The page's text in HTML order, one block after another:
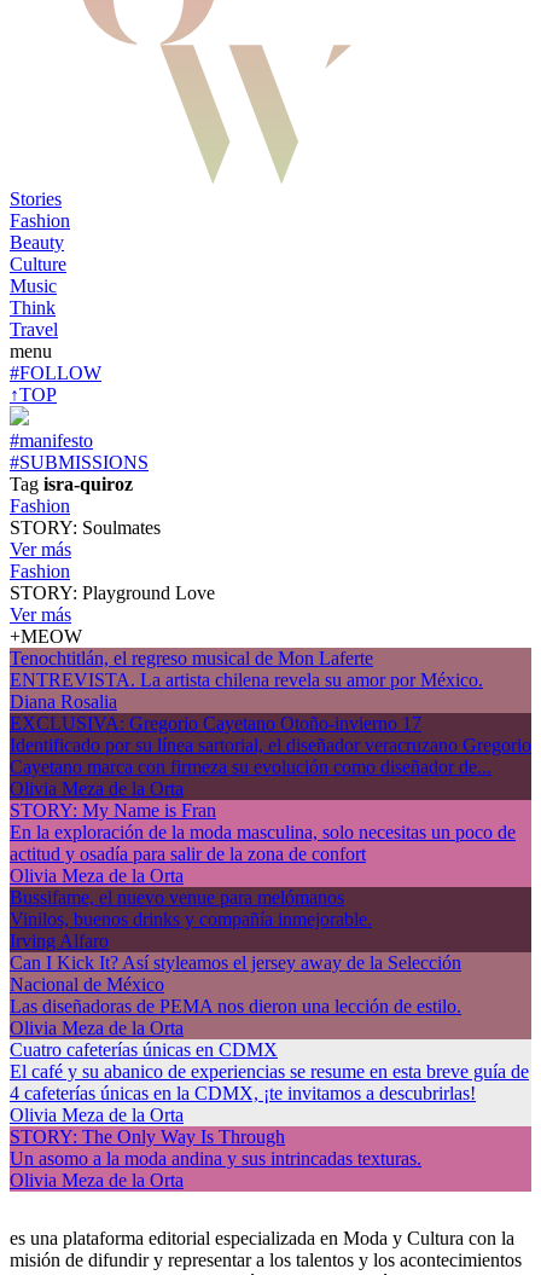
Stories
Fashion
Beauty
Culture
Music
Think
Travel
menu
#FOLLOW
↑TOP
#manifesto
#SUBMISSIONS
Tag isra-quiroz
Fashion
STORY: Soulmates
Ver más
Fashion
STORY: Playground Love
Ver más
+MEOW
Tenochtitlán, el regreso musical de Mon Laferte
ENTREVISTA. La artista chilena revela su amor por México.
Diana Rosalia
EXCLUSIVA: Gregorio Cayetano Otoño-invierno 17
Identificado por su línea sartorial, el diseñador veracruzano Gregorio
Cayetano marca con firmeza su evolución como diseñador de...
Olivia Meza de la Orta
STORY: My Name is Fran
En la exploración de la moda masculina, solo necesitas un poco de
actitud y osadía para salir de la zona de confort
Olivia Meza de la Orta
Bussifame, el nuevo venue para melómanos
Vinilos, buenos drinks y compañía inmejorable.
Irving Alfaro
Can I Kick It? Así styleamos el jersey away de la Selección
Nacional de México
Las diseñadoras de PEMA nos dieron una lección de estilo.
Olivia Meza de la Orta
Cuatro cafeterías únicas en CDMX
El café y su abanico de experiencias se resume en esta breve guía de
4 cafeterías únicas en la CDMX, ¡te invitamos a descubrirlas!
Olivia Meza de la Orta
STORY: The Only Way Is Through
Un asomo a la moda andina y sus intrincadas texturas.
Olivia Meza de la Orta
es una plataforma editorial especializada en Moda y Cultura con la
misión de difundir y representar a los talentos y los acontecimientos